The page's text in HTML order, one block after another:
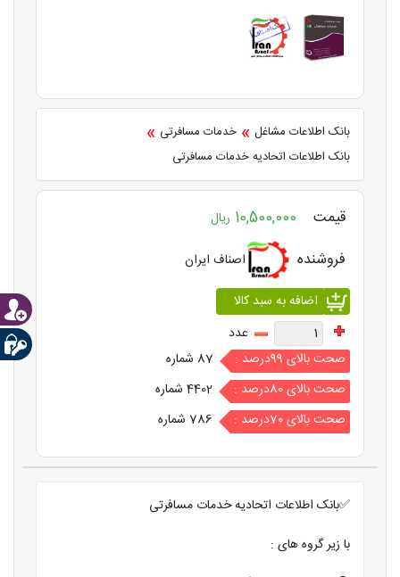
بانک اطلاعات مشاغل » خدمات مسافرتی »
بانک اطلاعات اتحادیه خدمات مسافرتی
قیمت 10,500,000 ریال
فروشنده اصناف ایران
عدد
صحت بالای 99درصد :
87 شماره
صحت بالای 80درصد :
4402 شماره
صحت بالای 70درصد :
786 شماره
✅بانک اطلاعات اتحادیه خدمات مسافرتی
با زیر گروه های :